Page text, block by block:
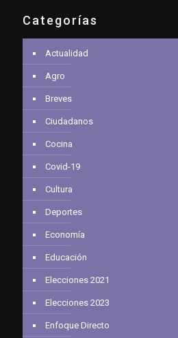
Categorías
Actualidad
Agro
Breves
Ciudadanos
Cocina
Covid-19
Cultura
Deportes
Economía
Educación
Elecciones 2021
Elecciones 2023
Enfoque Directo